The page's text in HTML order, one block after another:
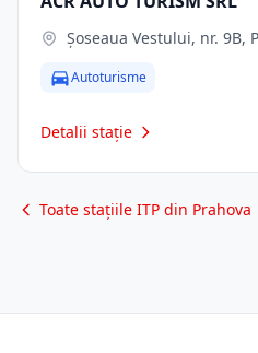
Șoseaua Vestului, nr. 9B,
Autoturisme
Detalii stație
Toate stațiile ITP din Prahova